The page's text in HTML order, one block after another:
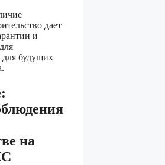
дает
и
для будущих
на